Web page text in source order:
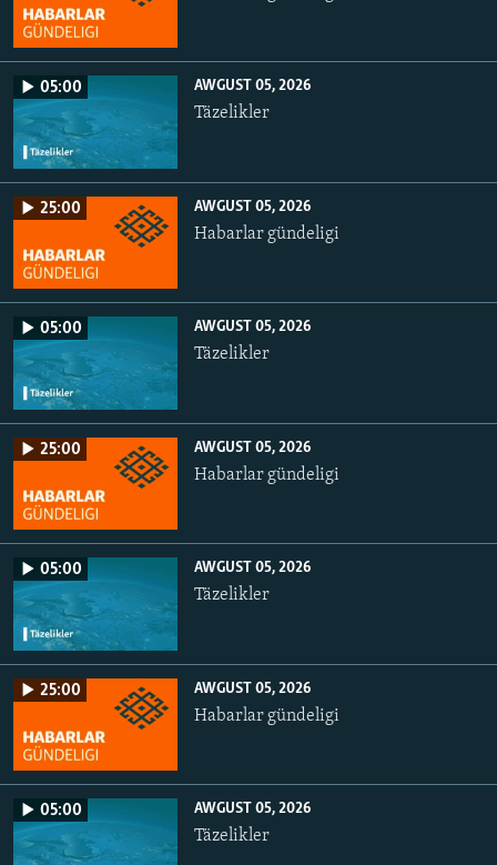
05:00 AWGUST 05, 2026
Täzelikler
25:00 AWGUST 05, 2026
Habarlar gündeligi
05:00 AWGUST 05, 2026
Täzelikler
25:00 AWGUST 05, 2026
Habarlar gündeligi
05:00 AWGUST 05, 2026
Täzelikler
25:00 AWGUST 05, 2026
Habarlar gündeligi
05:00 AWGUST 05, 2026
Täzelikler